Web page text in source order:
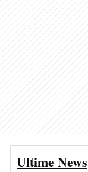
Ultime News